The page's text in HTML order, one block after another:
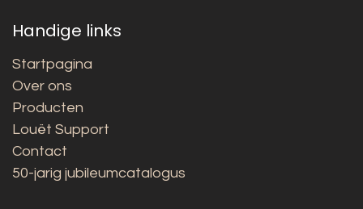
Handige links
Startpagina
Over ons
Producten
Louët Support
Contact
50-jarig jubileumcatalogus